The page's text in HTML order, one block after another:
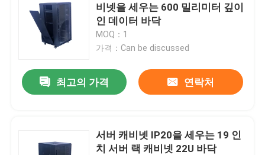
비넷을 세우는 600 밀리미터 깊이
인 데이터 바닥
MOQ：1
가격：Can be discussed
최고의 가격 연락처
서버 캐비넷 IP20을 세우는 19 인
치 서버 랙 캐비넷 22U 바닥